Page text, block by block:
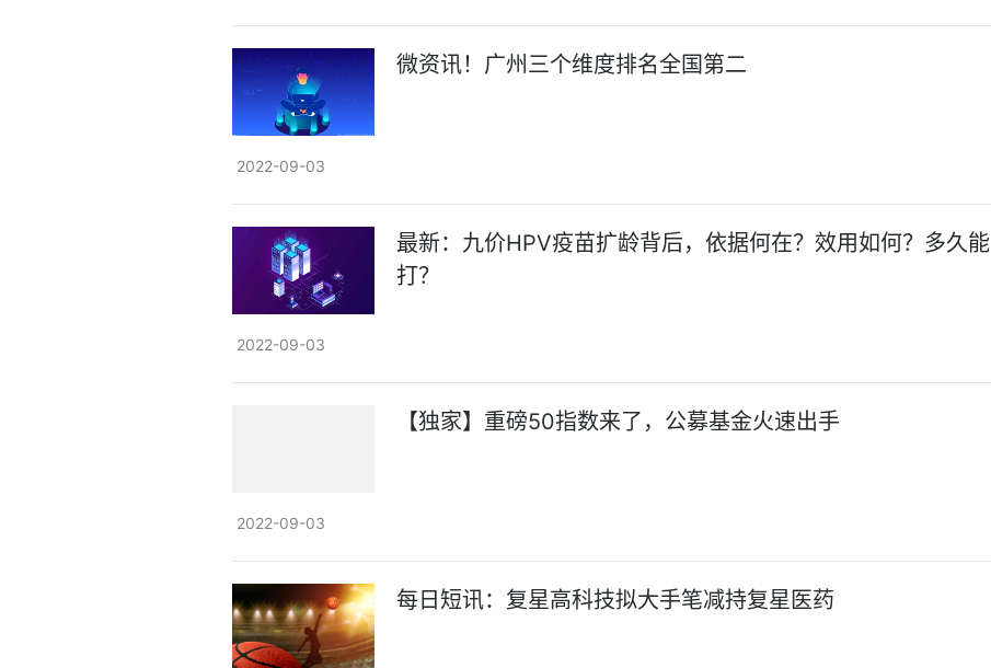
微资讯！广州三个维度排名全国第二
2022-09-03
最新：九价HPV疫苗扩龄背后，依据何在？效用如何？多久能
打？
2022-09-03
【独家】重磅50指数来了，公募基金火速出手
2022-09-03
每日短讯：复星高科技拟大手笔减持复星医药